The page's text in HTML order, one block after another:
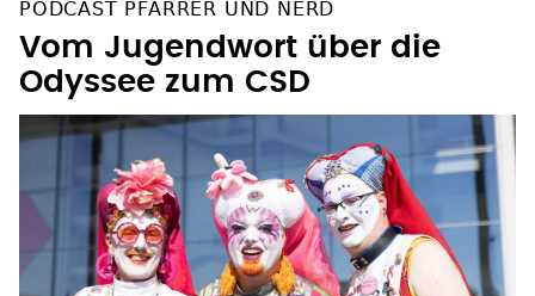
PODCAST PFARRER UND NERD
Vom Jugendwort über die
Odyssee zum CSD